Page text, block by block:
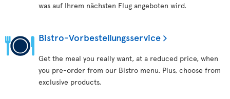
was auf Ihrem nächsten Flug angeboten wird.
Bistro-Vorbestellungsservice
Get the meal you really want, at a reduced price, when
you pre-order from our Bistro menu. Plus, choose from
exclusive products.